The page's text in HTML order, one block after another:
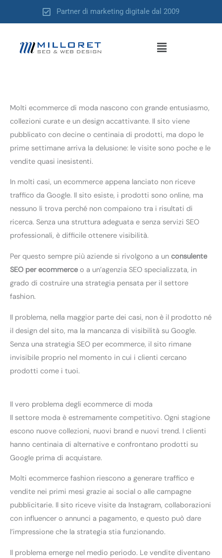
Partner di marketing digitale dal 2009
Menu
Molti ecommerce di moda nascono con grande entusiasmo,
collezioni curate e un design accattivante. Il sito viene
pubblicato con decine o centinaia di prodotti, ma dopo le
prime settimane arriva la delusione: le visite sono poche e le
vendite quasi inesistenti.
In molti casi, un ecommerce appena lanciato non riceve
traffico da Google. Il sito esiste, i prodotti sono online, ma
nessuno li trova perché non compaiono tra i risultati di
ricerca. Senza una struttura adeguata e senza servizi SEO
professionali, è difficile ottenere visibilità.
Per questo sempre più aziende si rivolgono a un consulente
SEO per ecommerceo a un’agenzia SEO specializzata, in
grado di costruire una strategia pensata per il settore
fashion.
Il problema, nella maggior parte dei casi, non è il prodotto né
il design del sito, ma la mancanza di visibilità su Google.
Senza una strategia SEO per ecommerce, il sito rimane
invisibile proprio nel momento in cui i clienti cercano
prodotti come i tuoi.
Il vero problema degli ecommerce di moda
Il settore moda è estremamente competitivo. Ogni stagione
escono nuove collezioni, nuovi brand e nuovi trend. I clienti
hanno centinaia di alternative e confrontano prodotti su
Google prima di acquistare.
Molti ecommerce fashion riescono a generare traffico e
vendite nei primi mesi grazie ai social o alle campagne
pubblicitarie. Il sito riceve visite da Instagram, collaborazioni
con influencer o annunci a pagamento, e questo può dare
l’impressione che la strategia stia funzionando.
Il problema emerge nel medio periodo. Le vendite diventano